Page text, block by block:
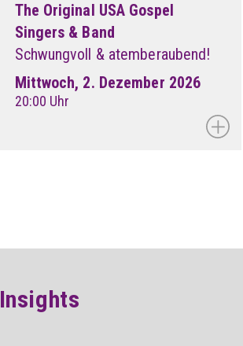
The Original USA Gospel
Singers & Band
Schwungvoll & atemberaubend!
Mittwoch, 2. Dezember 2026
20:00 Uhr
Insights